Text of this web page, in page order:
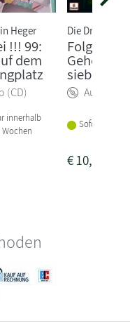
Heger
!!! 99:
dem
(CD)
innerhalb
Die Drei ???
Folge
sieben
Audio
Sofort
€10,99